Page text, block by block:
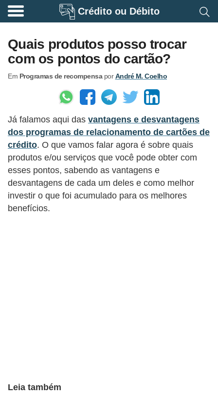
Crédito ou Débito
Quais produtos posso trocar
com os pontos do cartão?
Em Programas de recompensaporAndré M. Coelho
Já falamos aqui das vantagens e desvantagens
dos programas de relacionamento de cartões de
crédito. O que vamos falar agora é sobre quais
produtos e/ou serviços que você pode obter com
esses pontos, sabendo as vantagens e
desvantagens de cada um deles e como melhor
investir o que foi acumulado para os melhores
benefícios.
Leia também
A
o
s
e
a
d
o
r
i
a
t